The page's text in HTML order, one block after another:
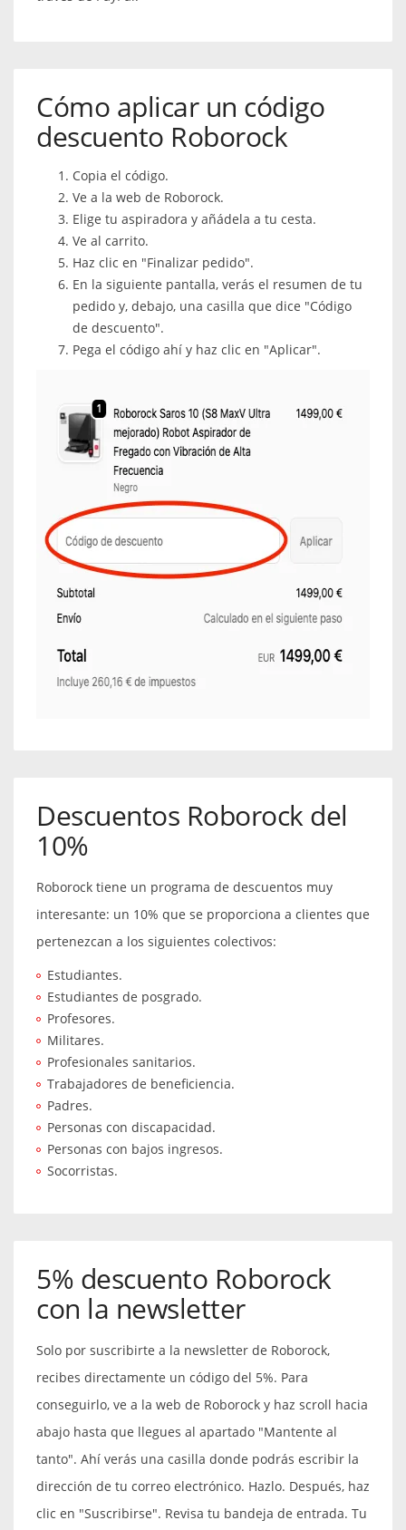
Cómo aplicar un código
descuento Roborock
Copia el código.
Ve a la web de Roborock.
Elige tu aspiradora y añádela a tu cesta.
Ve al carrito.
Haz clic en "Finalizar pedido".
En la siguiente pantalla, verás el resumen de tu
pedido y, debajo, una casilla que dice "Código
de descuento".
Pega el código ahí y haz clic en "Aplicar".
Descuentos Roborock del
10%
Roborock tiene un programa de descuentos muy
interesante: un 10% que se proporciona a clientes que
pertenezcan a los siguientes colectivos:
Estudiantes.
Estudiantes de posgrado.
Profesores.
Militares.
Profesionales sanitarios.
Trabajadores de beneficiencia.
Padres.
Personas con discapacidad.
Personas con bajos ingresos.
Socorristas.
5% descuento Roborock
con la newsletter
Solo por suscribirte a la newsletter de Roborock,
recibes directamente un código del 5%. Para
conseguirlo, ve a la web de Roborock y haz scroll hacia
abajo hasta que llegues al apartado "Mantente al
tanto". Ahí verás una casilla donde podrás escribir la
dirección de tu correo electrónico. Hazlo. Después, haz
clic en "Suscribirse". Revisa tu bandeja de entrada. Tu